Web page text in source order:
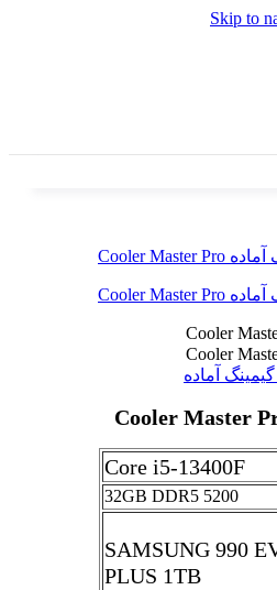
Skip to
آماده
Core i5-13400F
32GB DDR5 5200
SAMSUNG 990
PLUS 1TB